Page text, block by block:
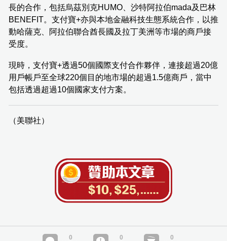
長的合作，包括烏茲別克HUMO、沙特阿拉伯mada及巴林
BENEFIT。支付寶+亦與本地金融科技生態系統合作，以推
動哈薩克、阿拉伯聯合酋長國及拉丁美洲等市場的商戶接
受度。
現時，支付寶+透過50個國際支付合作夥伴，連接超過20億
用戶帳戶至全球220個目的地市場的超過1.5億商戶，當中
包括透過超過10個國家支付方案。
（美聯社）